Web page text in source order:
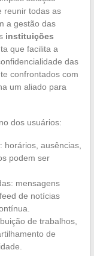
reunir todas as
a gestão das
instituições
que facilita a
das
confrontados com
um aliado para
dos usuários:
: horários, ausências,
podem ser
mensagens
de notícias
de trabalhos,
de